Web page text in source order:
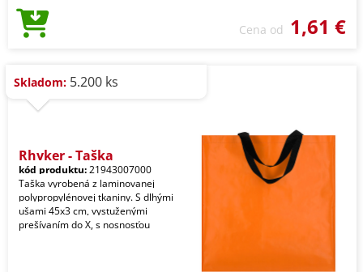
Cena od 1,61 €
Skladom: 5.200 ks
Rhyker - Taška
kód produktu:21943007000
Taška vyrobená z laminovanej
polypropylénovej tkaniny. S dlhými
ušami 45x3 cm, vystuženými
prešívaním do X, s nosnosťou